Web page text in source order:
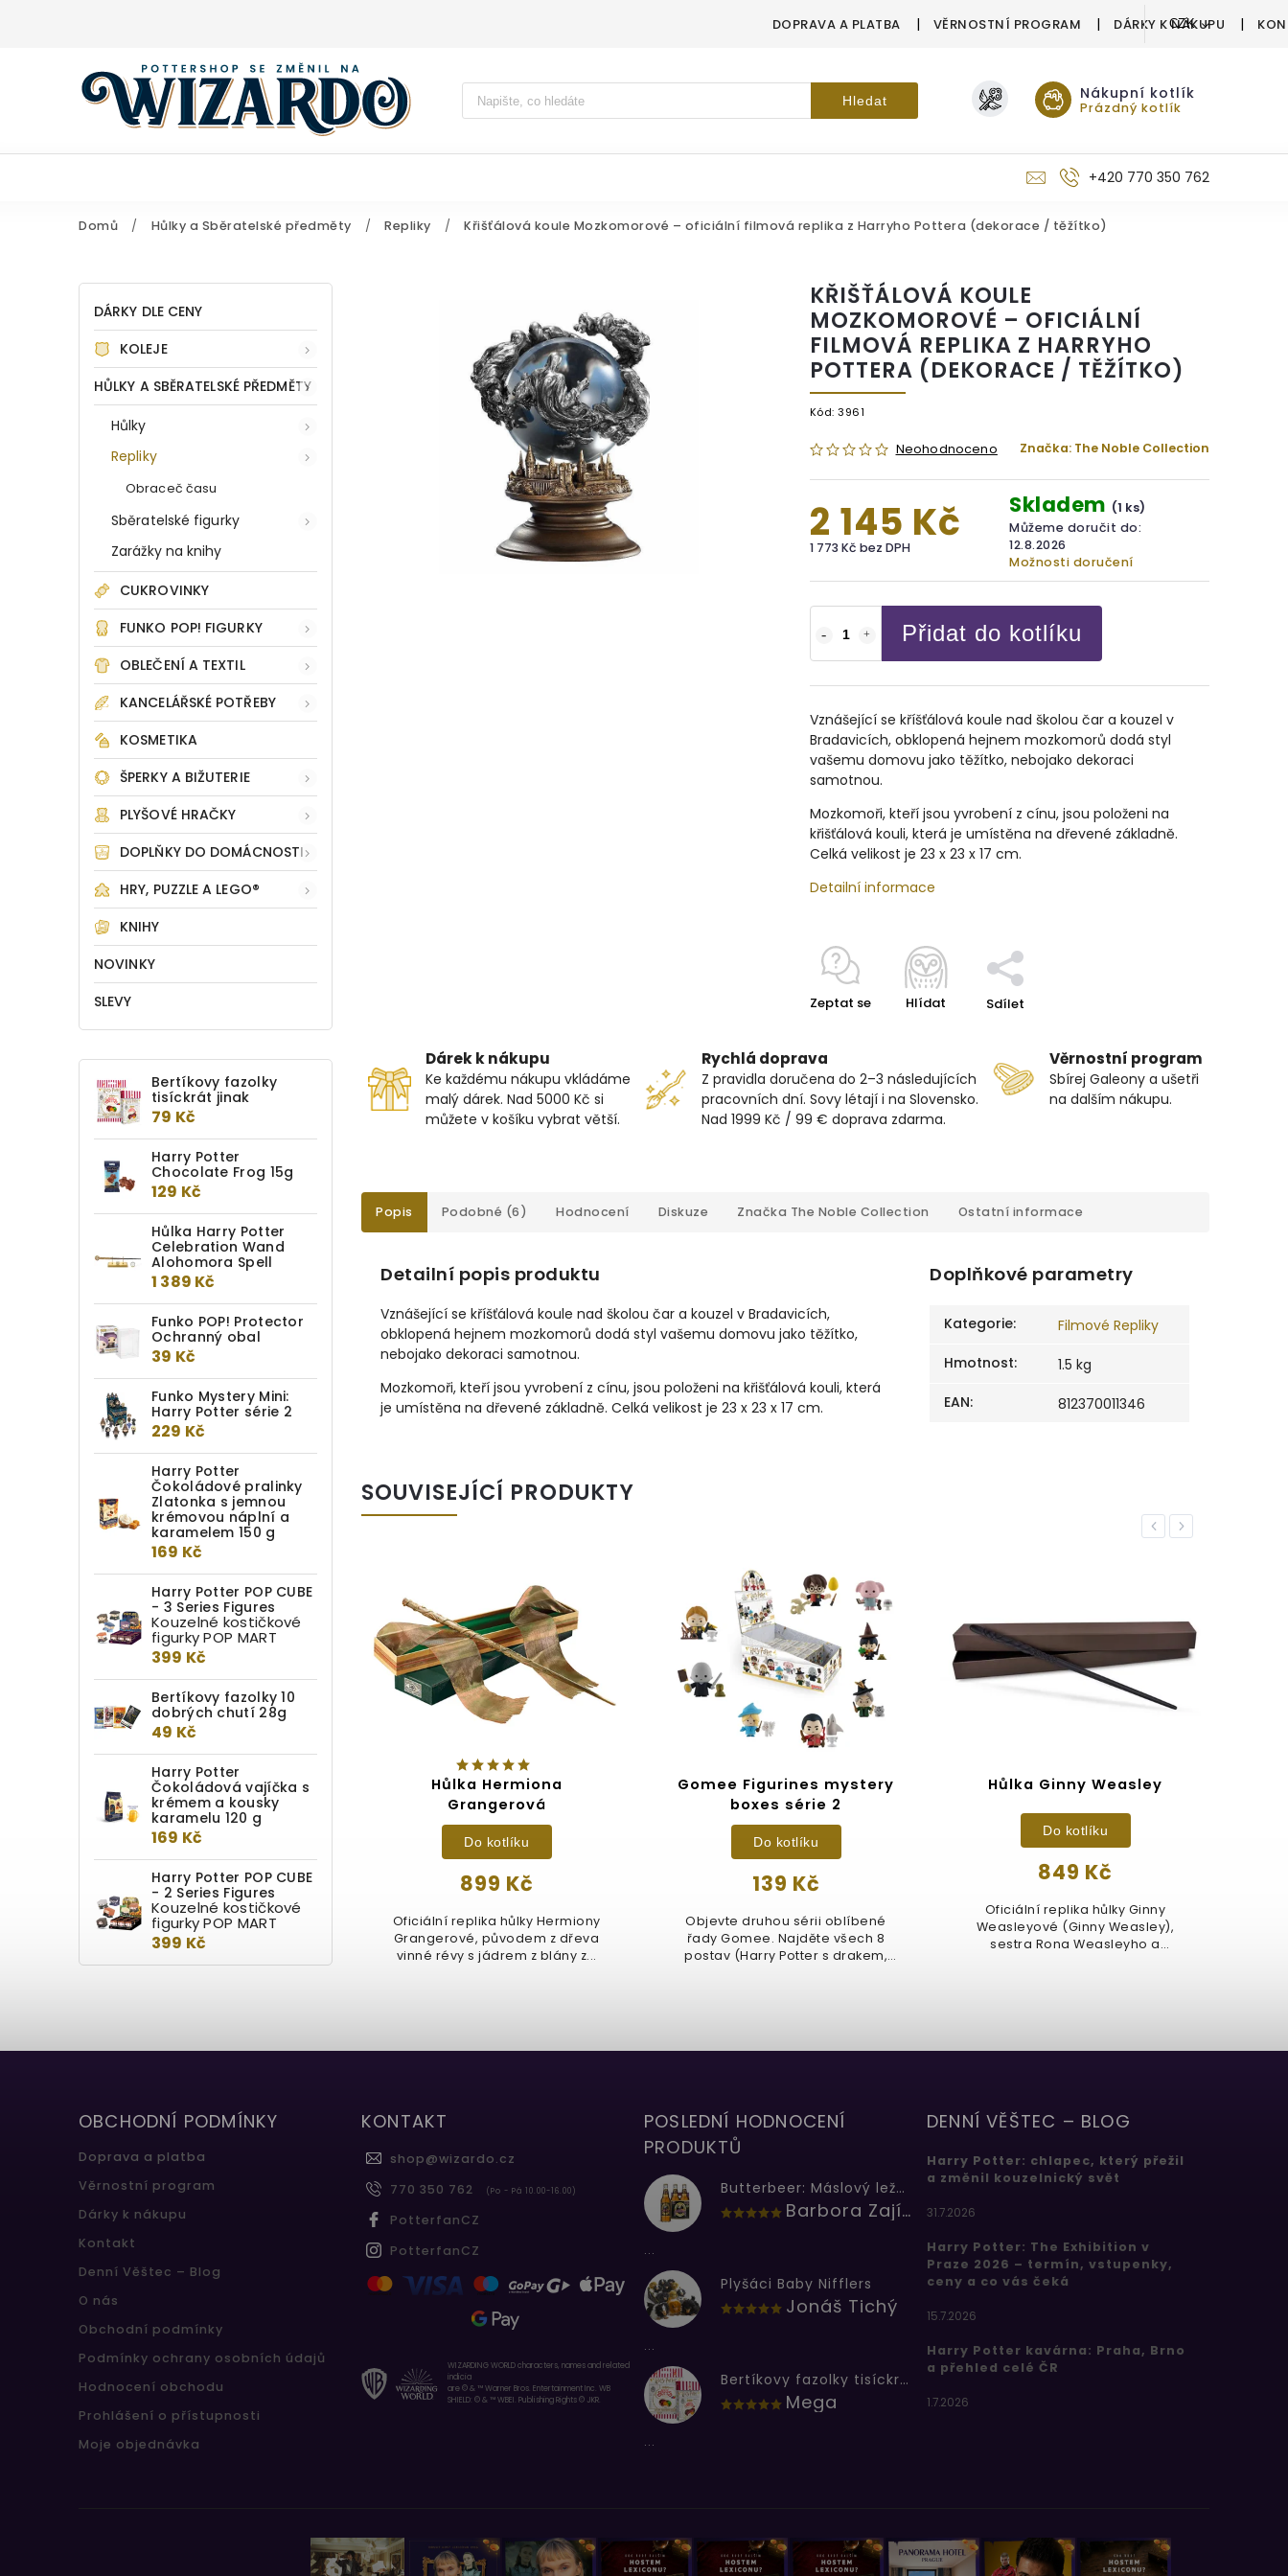
DOPRAVA A PLATBA VĚRNOSTNÍ PROGRAM DÁRKY K NÁKUPU
CZK
Vyhledávání Hledat Nákupní kotlík
Prázdný kotlík
+420 770 350 762
Domů / Hůlky a Sběratelské předměty / Repliky / Křišťálová koule Mozkomorové – oficiální filmová replika z Harryho Pottera (dekorace / těžítko)
DÁRKY DLE CENY
KOLEJE
HŮLKY A SBĚRATELSKÉ PŘEDMĚTY
Hůlky
Repliky
Obraceč času
Sběratelské figurky
Zarážky na knihy
CUKROVINKY
FUNKO POP! FIGURKY
OBLEČENÍ A TEXTIL
KANCELÁŘSKÉ POTŘEBY
KOSMETIKA
ŠPERKY A BIŽUTERIE
PLYŠOVÉ HRAČKY
DOPLŇKY DO DOMÁCNOSTI
HRY, PUZZLE A LEGO®
KNIHY
NOVINKY
SLEVY
Bertíkovy fazolky
tisíckrát jinak
79 Kč
Harry Potter
Chocolate Frog 15g
129 Kč
Hůlka Harry Potter
Celebration Wand
Alohomora Spell
1 389 Kč
Funko POP! Protector
Ochranný obal
39 Kč
Funko Mystery Mini:
Harry Potter série 2
229 Kč
Harry Potter
Čokoládové pralinky
Zlatonka s jemnou
krémovou náplní a
karamelem 150 g
169 Kč
Harry Potter POP CUBE
- 3 Series Figures
Kouzelné kostičkové
figurky POP MART
399 Kč
Bertíkovy fazolky 10
dobrých chutí 28g
49 Kč
Harry Potter
Čokoládová vajíčka s
krémem a kousky
karamelu 120 g
169 Kč
Harry Potter POP CUBE
- 2 Series Figures
Kouzelné kostičkové
figurky POP MART
399 Kč
KŘIŠŤÁLOVÁ KOULE
MOZKOMOROVÉ – OFICIÁLNÍ
FILMOVÁ REPLIKA Z HARRYHO
POTTERA (DEKORACE / TĚŽÍTKO)
Kód: 3961
Neohodnoceno Značka: The Noble Collection
2 145 Kč
1 773 Kč bez DPH
Skladem (1 ks)
Můžeme doručit do:
12.8.2026
Možnosti doručení
Přidat do kotlíku
Vznášející se kříšťálová koule nad školou čar a kouzel v
Bradavicích, obklopená hejnem mozkomorů dodá styl
vašemu domovu jako těžítko, nebojako dekoraci
samotnou.
Mozkomoři, kteří jsou yvrobení z cínu, jsou položeni na
křišťálová kouli, která je umístěna na dřevené základně.
Celká velikost je 23 x 23 x 17 cm.
Detailní informace
Zeptat se Hlídat Sdílet
Dárek k nákupu
Ke každému nákupu vkládáme
malý dárek. Nad 5000 Kč si
můžete v košíku vybrat větší.
Rychlá doprava
Z pravidla doručena do 2–3 následujících
pracovních dní. Sovy létají i na Slovensko.
Nad 1999 Kč / 99 € doprava zdarma.
Věrnostní program
Sbírej Galeony a ušetři
na dalším nákupu.
Popis Podobné (6) Hodnocení Diskuze Značka The Noble Collection Ostatní informace
Detailní popis produktu
Vznášející se kříšťálová koule nad školou čar a kouzel v Bradavicích,
obklopená hejnem mozkomorů dodá styl vašemu domovu jako těžítko,
nebojako dekoraci samotnou.
Mozkomoři, kteří jsou yvrobení z cínu, jsou položeni na křišťálová kouli, která
je umístěna na dřevené základně. Celká velikost je 23 x 23 x 17 cm.
Doplňkové parametry
Kategorie:
Filmové Repliky
Hmotnost:
1.5 kg
EAN: 812370011346
SOUVISEJÍCÍ PRODUKTY
Previous
Těžítko Harry Potter:
Hedvika
729 Kč
Detail
Sběratelská sněhová koule s
motivem sovy Hedviky z
Hůlka Hermiona
Grangerová
899 Kč
Do kotlíku
Oficiální replika hůlky Hermiony
Grangerové, původem z dřeva
vinné révy s jádrem z blány z...
Gomee Figurines mystery
boxes série 2
139 Kč
Do kotlíku
Objevte druhou sérii oblíbené
řady Gomee. Najděte všech 8
postav (Harry Potter s drakem,
Hůlka Ginny Weasley
849 Kč
Do kotlíku
Oficiální replika hůlky Ginny
Weasleyové (Ginny Weasley),
sestra Rona Weasleyho a
Next
OBCHODNÍ PODMÍNKY
Doprava a platba
Věrnostní program
Dárky k nákupu
Kontakt
Denní Věštec – Blog
O nás
Obchodní podmínky
Podmínky ochrany osobních údajů
Hodnocení obchodu
Prohlášení o přístupnosti
Moje objednávka
KONTAKT
shop@wizardo.cz
770 350 762
(Po - Pá 10.00-16.00)
PotterfanCZ
PotterfanCZ
WIZARDING WORLD characters, names and related
indicia
are © & ™ Warner Bros. Entertainment Inc. WB
SHIELD: © & ™ WBEI. Publishing Rights © JKR.
POSLEDNÍ HODNOCENÍ
PRODUKTŮ
Butterbeer: Máslový ležák
Barbora Zajícová
...
Plyšáci Baby Nifflers
Jonáš Tichý
...
Bertíkovy fazolky tisíckrát jinak
Mega
...
DENNÍ VĚŠTEC – BLOG
Harry Potter: chlapec, který přežil
a změnil kouzelnický svět
31.7.2026
Harry Potter: The Exhibition v
Praze 2026 – termín, vstupenky,
ceny a co vás čeká
15.7.2026
Harry Potter kavárna: Praha, Brno
a přehled celé ČR
1.7.2026